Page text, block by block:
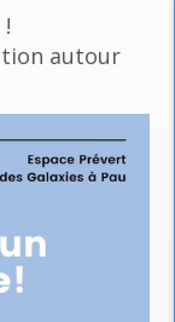
autour